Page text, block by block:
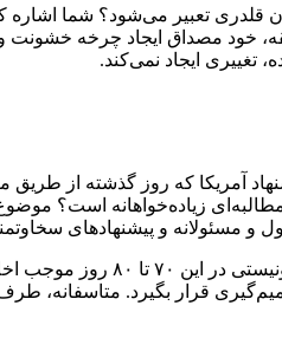
قلدری تعبیر می‌شود؟ شما
خود مصداق ایجاد چرخه خشونت
تغییری ایجاد نمی‌کند.
آمریکا که روز گذشته از
زیاده‌خواهانه است؟
و مسئولانه و پیشنهادهای
وی ادامه داد: باید در
قرار بگیرد. متاسفانه،